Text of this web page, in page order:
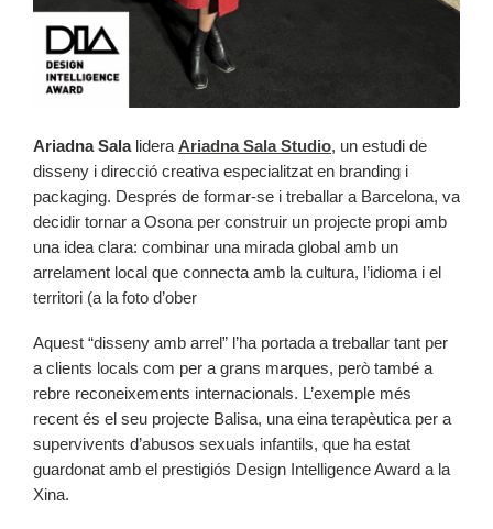
Ariadna Salalidera Ariadna Sala Studio, un estudi de
disseny i direcció creativa especialitzat en branding i
packaging. Després de formar-se i treballar a Barcelona, va
decidir tornar a Osona per construir un projecte propi amb
una idea clara: combinar una mirada global amb un
arrelament local que connecta amb la cultura, l’idioma i el
territori (a la foto d’ober
Aquest “disseny amb arrel” l’ha portada a treballar tant per
a clients locals com per a grans marques, però també a
rebre reconeixements internacionals. L’exemple més
recent és el seu projecte Balisa, una eina terapèutica per a
supervivents d’abusos sexuals infantils, que ha estat
guardonat amb el prestigiós Design Intelligence Award a la
Xina.